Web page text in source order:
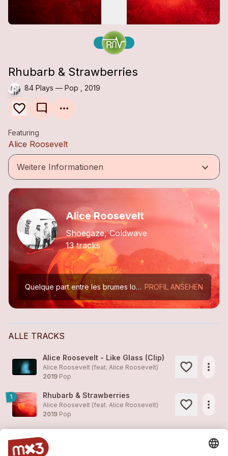
Rhubarb & Strawberries
84 Plays — Pop , 2019
mode_comment
Featuring
Alice Roosevelt
Weitere Informationen keyboard_arrow_down
Alice Roosevelt
Shoegaze, Coldwave
13 tracks
Quelque part entre les brumes londoniennes zébrées de bleu électrique et la clarté aveuglante des atmosphères maliennes. Quelque part entre le spleen nocturne des villes et les cieux sans limite... PROFIL ANSEHEN
ALLE TRACKS
Alice Roosevelt - Like Glass (Clip)
Alice Roosevelt (feat. Alice Roosevelt)
2019 Pop
more_horiz
1 Rhubarb & Strawberries
Alice Roosevelt (feat. Alice Roosevelt)
2019 Pop
more_horiz
Alice Roosevelt (feat.
2019
more_horiz